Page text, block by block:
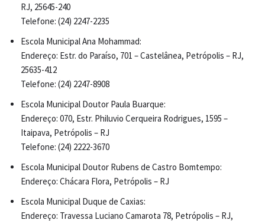
RJ, 25645-240
Telefone: (24) 2247-2235
Escola Municipal Ana Mohammad:
Endereço: Estr. do Paraíso, 701 – Castelânea, Petrópolis – RJ,
25635-412
Telefone: (24) 2247-8908
Escola Municipal Doutor Paula Buarque:
Endereço: 070, Estr. Philuvio Cerqueira Rodrigues, 1595 –
Itaipava, Petrópolis – RJ
Telefone: (24) 2222-3670
Escola Municipal Doutor Rubens de Castro Bomtempo:
Endereço: Chácara Flora, Petrópolis – RJ
Escola Municipal Duque de Caxias:
Endereço: Travessa Luciano Camarota 78, Petrópolis – RJ,